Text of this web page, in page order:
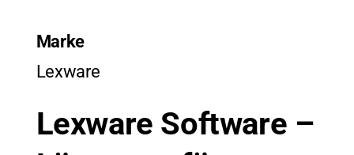
Marke
Lexware
Lexware Software –